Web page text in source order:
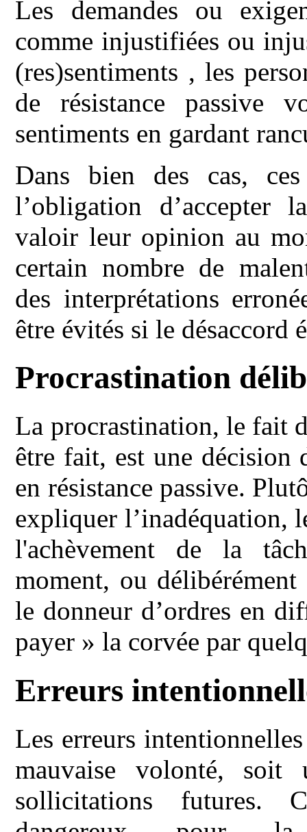
Les demandes ou
comme injustifiées ou
(res)sentiments , les
de résistance passive
sentiments en gardant
Dans bien des cas,
l’obligation d’accepter
valoir leur opinion au
certain nombre de
des interprétations
être évités si le désaccord
Procrastination
La procrastination, le fait
être fait, est une décision
en résistance passive.
expliquer l’inadéquation,
l'achèvement de la
moment, ou
le donneur d’ordres en
payer » la corvée par
Erreurs
Les erreurs
mauvaise volonté, soit
sollicitations futures.